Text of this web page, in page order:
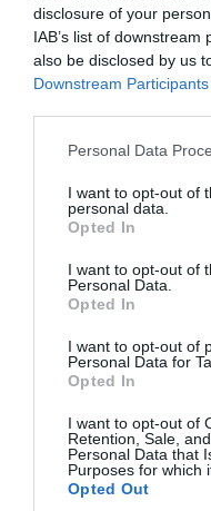
disclosure of your
IAB’s list of
also be disclosed by us
Downstream Participants
Please note that this
not limited to your visit
grant or deny consent
use your data for below
consent section.
Personal Data
I want to opt-out of
personal data.
Opted In
I want to opt-out of
Personal Data.
Opted In
I want to opt-out of
Personal Data for
Opted In
I want to opt-out of
Retention, Sale,
Personal Data that
Purposes for which
Opted Out
Η Άγκυρα
απειλεί πάλι την
του Ισραήλ»
02.08.2026 | 18:58